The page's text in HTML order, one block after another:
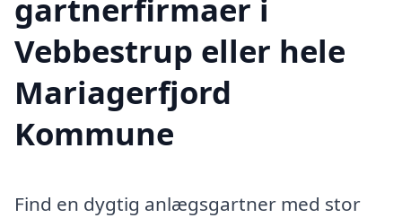
gartnerfirmaer i
Vebbestrup eller hele
Mariagerfjord
Kommune
Find en dygtig anlægsgartner med stor